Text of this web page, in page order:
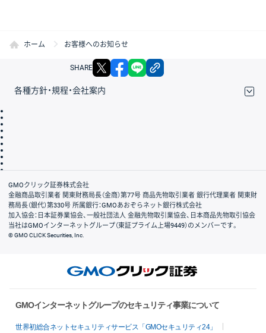
ホーム お客様へのお知らせ
SHARE X facebook
各種方針・規程・会社案内
会社案内
GMOクリック証券株式会社
金融商品取引業者 関東財務局長（金商）第77号 商品先物取引業者 銀行代理業者 関東財
務局長（銀代）第330号 所属銀行：GMOあおぞらネット銀行株式会社
加入協会：日本証券業協会、一般社団法人 金融先物取引業協会、日本商品先物取引協会
当社はGMOインターネットグループ（東証プライム上場9449）のメンバーです。
© GMO CLICK Securities, Inc.
GMOインターネットグループのセキュリティ事業について
世界初総合ネットセキュリティサービス「GMOセキュリティ24」